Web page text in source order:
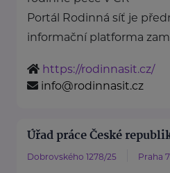
Portál Rodinná síť je
informační platforma
https://rodinnasit.cz/
info@rodinnasit.cz
Úřad práce České
Dobrovského 1278/25 Praha